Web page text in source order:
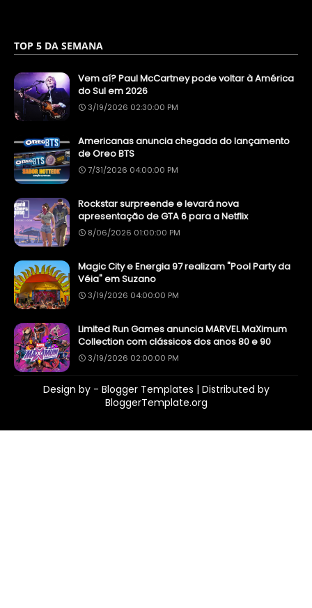
TOP 5 DA SEMANA
Vem aí? Paul McCartney pode voltar à América
do Sul em 2026
3/19/2026 02:30:00 PM
Americanas anuncia chegada do lançamento
de Oreo BTS
7/31/2026 04:00:00 PM
Rockstar surpreende e levará nova
apresentação de GTA 6 para a Netflix
8/06/2026 01:00:00 PM
Magic City e Energia 97 realizam "Pool Party da
Véia" em Suzano
3/19/2026 04:00:00 PM
Limited Run Games anuncia MARVEL MaXimum
Collection com clássicos dos anos 80 e 90
3/19/2026 02:00:00 PM
Design by - Blogger Templates | Distributed by
BloggerTemplate.org